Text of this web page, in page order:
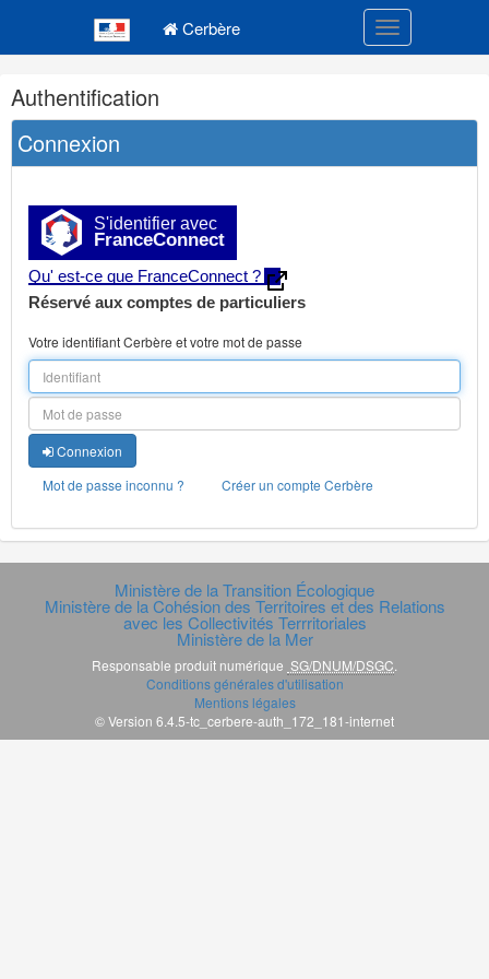
Cerbère Toggle
Navigation
et
outils
annexes
Authentification
Connexion
S'identifier avec
FranceConnect
Qu' est-ce que FranceConnect ?
Réservé aux comptes de particuliers
Votre identifiant Cerbère et votre mot de passe
Connexion
Mot de passe inconnu ?
Créer un compte Cerbère
Ministère de la Transition Écologique
Ministère de la Cohésion des Territoires et des Relations
avec les Collectivités Terrritoriales
Ministère de la Mer
Responsable produit numérique SG/DNUM/DSGC.
Conditions générales d'utilisation
Mentions légales
© Version 6.4.5-tc_cerbere-auth_172_181-internet